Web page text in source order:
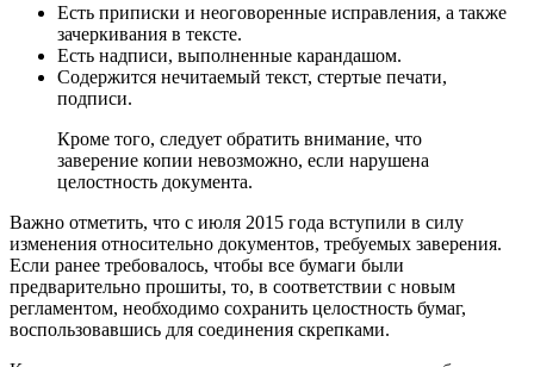
Есть приписки и неоговоренные исправления, а также
зачеркивания в тексте.
Есть надписи, выполненные карандашом.
Содержится нечитаемый текст, стертые печати,
подписи.
Кроме того, следует обратить внимание, что
заверение копии невозможно, если нарушена
целостность документа.
Важно отметить, что с июля 2015 года вступили в силу
изменения относительно документов, требуемых заверения.
Если ранее требовалось, чтобы все бумаги были
предварительно прошиты, то, в соответствии с новым
регламентом, необходимо сохранить целостность бумаг,
воспользовавшись для соединения скрепками.